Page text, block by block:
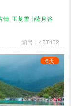
情 玉龙雪山蓝月谷
编号：45T462
6天